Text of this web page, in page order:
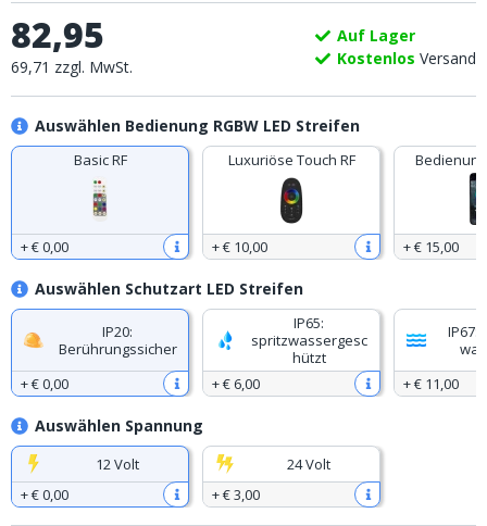
Auswählen Bedienung RGBW LED Streifen
Basic RF
+€ 0,00
Luxuriöse Touch RF
+€ 10,00 +€ 15,00
Auswählen Schutzart LED Streifen
IP20:
Berührungssicher
+€ 0,00
IP65:
spritzwassergesc
hützt
+€ 6,00
IP67:
+€ 11,00
Auswählen Spannung
12 Volt
+€ 0,00
24 Volt
+€ 3,00
82,95
69,71 zzgl. MwSt.
Auf Lager
Kostenlos Versand